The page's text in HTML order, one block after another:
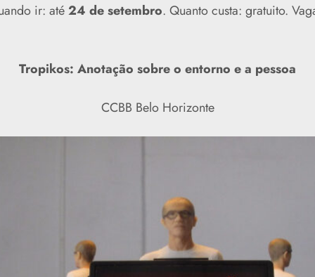
ir: até24 de setembro. Quanto custa: gratuito.
Tropikos: Anotação sobre o entorno e a pessoa
CCBB Belo Horizonte